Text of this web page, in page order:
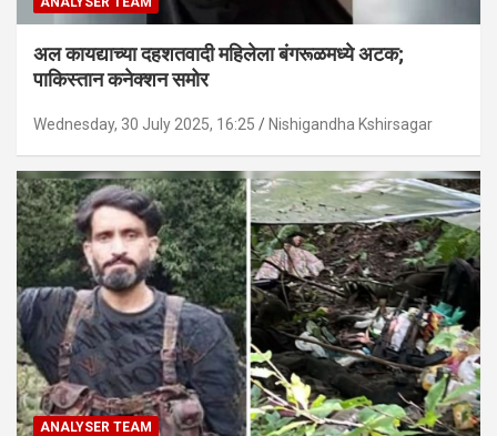
अल कायद्याच्या दहशतवादी महिलेला बंगरूळमध्ये अटक;
पाकिस्तान कनेक्शन समोर
Wednesday, 30 July 2025, 16:25 Nishigandha Kshirsagar
ANALYSER TEAM